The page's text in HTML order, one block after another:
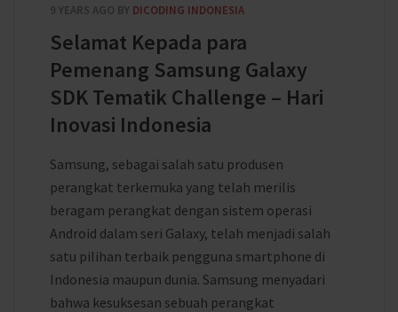
9 YEARS AGO BY DICODING INDONESIA
Selamat Kepada para
Pemenang Samsung Galaxy
SDK Tematik Challenge – Hari
Inovasi Indonesia
Samsung, sebagai salah satu produsen
perangkat terkemuka yang telah merilis
beragam perangkat dengan sistem operasi
Android dalam seri Galaxy, telah menjadi salah
satu pilihan terbaik pengguna smartphone di
Indonesia maupun dunia. Samsung menyadari
bahwa kesuksesan sebuah perangkat